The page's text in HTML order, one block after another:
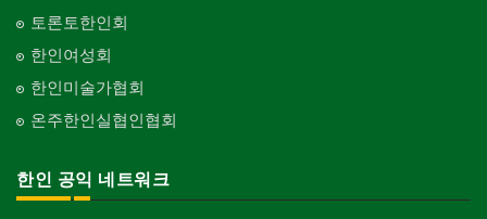
토론토한인회
한인여성회
한인미술가협회
온주한인실협인협회
한인 공익 네트워크